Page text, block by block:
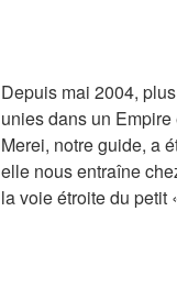
Depuis mai 2004,
unies dans un Empire
Merei, notre guide, a
elle nous entraîne
la voie étroite du petit